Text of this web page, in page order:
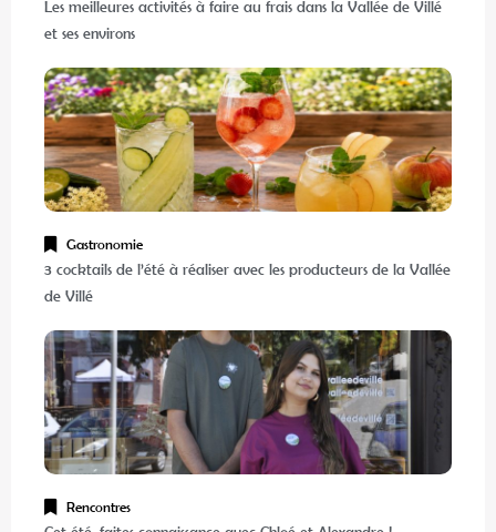
Les meilleures activités à faire au frais dans la Vallée de Villé
et ses environs
Gastronomie
3 cocktails de l’été à réaliser avec les producteurs de la Vallée
de Villé
Rencontres